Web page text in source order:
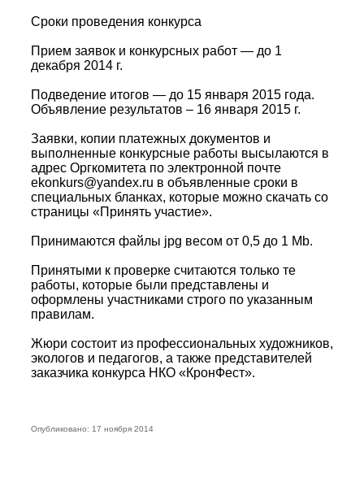
Сроки проведения конкурса
Прием заявок и конкурсных работ — до 1
декабря 2014 г.
Подведение итогов — до 15 января 2015 года.
Объявление результатов – 16 января 2015 г.
Заявки, копии платежных документов и
выполненные конкурсные работы высылаются в
адрес Оргкомитета по электронной почте
ekonkurs@yandex.ru в объявленные сроки в
специальных бланках, которые можно скачать со
страницы «Принять участие».
Принимаются файлы jpg весом от 0,5 до 1 Mb.
Принятыми к проверке считаются только те
работы, которые были представлены и
оформлены участниками строго по указанным
правилам.
Жюри состоит из профессиональных художников,
экологов и педагогов, а также представителей
заказчика конкурса НКО «КронФест».
Опубликовано: 17 ноября 2014